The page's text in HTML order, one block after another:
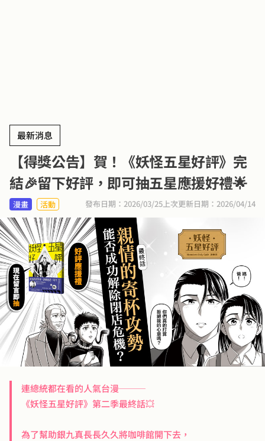
最新消息
【得獎公告】賀！《妖怪五星好評》完
結🎉留下好評，即可抽五星應援好禮🌟
漫畫 活動 發布日期：2026/03/25上次更新日期：2026/04/14
連總統都在看的人氣台漫───
《妖怪五星好評》第二季最終話💥
為了幫助銀九真長長久久將咖啡館開下去，